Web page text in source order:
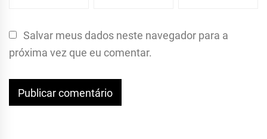
Salvar meus dados neste navegador para a
próxima vez que eu comentar.